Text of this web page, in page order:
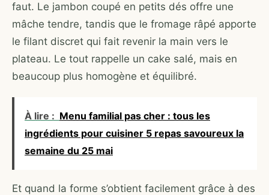
faut. Le jambon coupé en petits dés offre une
mâche tendre, tandis que le fromage râpé apporte
le filant discret qui fait revenir la main vers le
plateau. Le tout rappelle un cake salé, mais en
beaucoup plus homogène et équilibré.
À lire : Menu familial pas cher : tous les
ingrédients pour cuisiner 5 repas savoureux la
semaine du 25 mai
Et quand la forme s’obtient facilement grâce à des